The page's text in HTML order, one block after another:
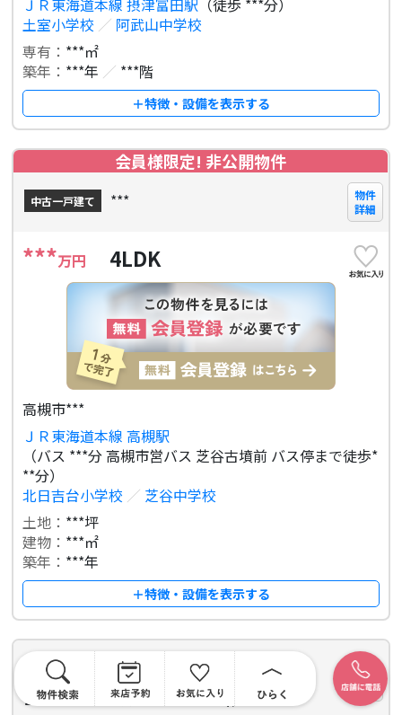
ＪＲ東海道本線 摂津富田駅 （徒歩 ***分）
土室小学校 ／ 阿武山中学校
専有： ***㎡
築年： ***年 ／ ***階
＋特徴・設備を表示する
会員様限定! 非公開物件
中古一戸建て ***
物件
詳細
***万円 4LDK
高槻市***
ＪＲ東海道本線 高槻駅
（バス ***分 高槻市営バス 芝谷古墳前 バス停まで徒歩*
**分）
北日吉台小学校 ／ 芝谷中学校
土地： ***坪
建物： ***㎡
築年： ***年
＋特徴・設備を表示する
中古マンション
高槻市道鵜町５
エンゼルハイムリバーサイド高槻
物件
詳細